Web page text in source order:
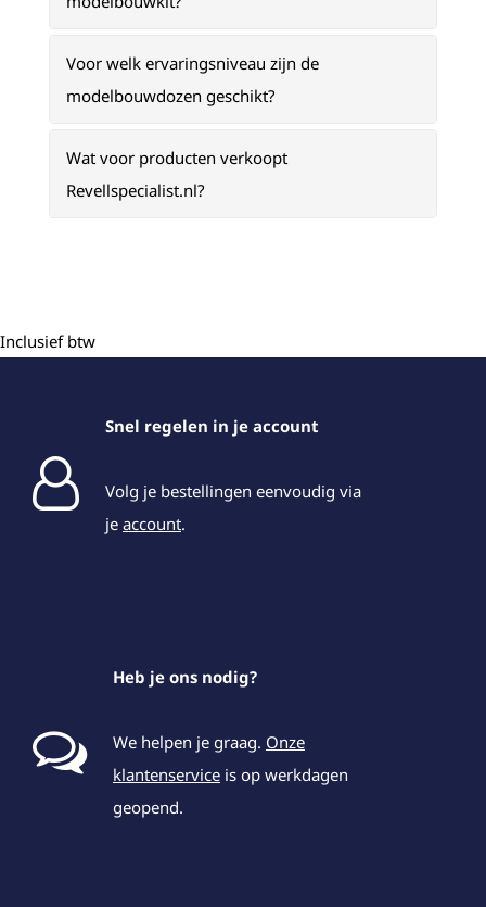
Voor welk ervaringsniveau zijn de
modelbouwdozen geschikt?
Wat voor producten verkoopt
Revellspecialist.nl?
Inclusief btw
Snel regelen in je account
Volg je bestellingen eenvoudig via
je account.
Heb je ons nodig?
We helpen je graag. Onze
klantenservice is op werkdagen
geopend.